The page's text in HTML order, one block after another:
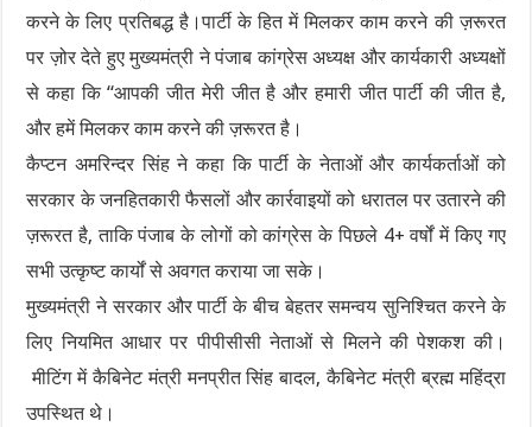
करने के लिए प्रतिबद्ध है।पार्टी के हित में मिलकर काम करने की ज़रूरत
पर ज़ोर देते हुए मुख्यमंत्री ने पंजाब कांग्रेस अध्यक्ष और कार्यकारी अध्यक्षों
से कहा कि “आपकी जीत मेरी जीत है और हमारी जीत पार्टी की जीत है,
और हमें मिलकर काम करने की ज़रूरत है।
कैप्टन अमरिन्दर सिंह ने कहा कि पार्टी के नेताओं और कार्यकर्ताओं को
सरकार के जनहितकारी फैसलों और कार्रवाइयों को धरातल पर उतारने की
ज़रूरत है, ताकि पंजाब के लोगों को कांग्रेस के पिछले 4+ वर्षों में किए गए
सभी उत्कृष्ट कार्यों से अवगत कराया जा सके।
मुख्यमंत्री ने सरकार और पार्टी के बीच बेहतर समन्वय सुनिश्चित करने के
लिए नियमित आधार पर पीपीसीसी नेताओं से मिलने की पेशकश की।
मीटिंग में कैबिनेट मंत्री मनप्रीत सिंह बादल, कैबिनेट मंत्री ब्रह्म महिंद्रा
उपस्थित थे।